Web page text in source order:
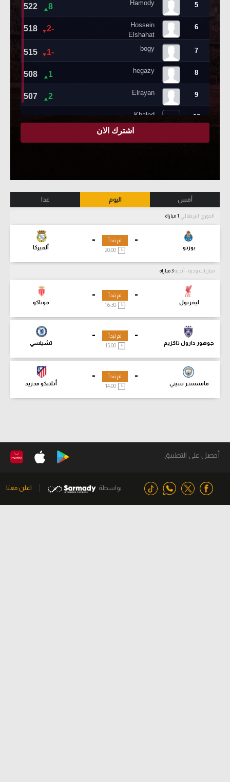
أمس اليوم غدا
الدوري البرتغالي
-
بورتو
-
ألفيركا
لم تبدأ
مباريات ودية - أندية
-
ليفربول
-
موناكو
لم تبدأ
-
جوهور دارول تاكزيم
-
تشيلسي
لم تبدأ
15:00
-
مانشستر سيتي
-
أتلتيكو مدريد
لم تبدأ
14:00
أحصل على التطبيق
بواسطة اعلن معنا